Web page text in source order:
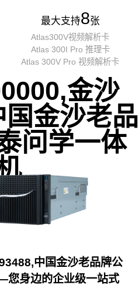
最大支持8张
Atlas300V视频解析卡
Atlas 300I Pro 推理卡
Atlas 300V Pro 视频解析卡
金沙
金沙老品
问学一体
中国金沙老品牌公
身边的企业级一站式